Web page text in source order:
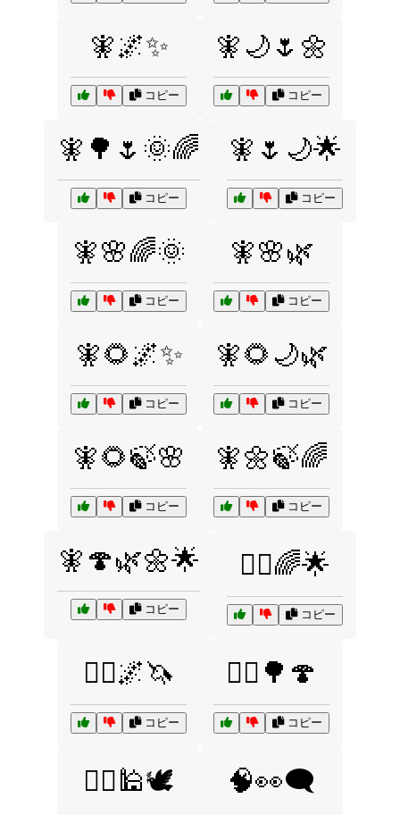
🧚🌌✨
コピー
🧚🌙🌷🌼
コピー
🧚🌳🌷🌞🌈
コピー
🧚🌷🌙🌟
コピー
🧚🌸🌈🌞
コピー
🧚🌸🌿
コピー
🧚🌻🌌✨
コピー
🧚🌻🌙🌿
コピー
🧚🌻🍃🌸
コピー
🧚🌼🍃🌈
コピー
🧚🍄🌿🌼🌟
コピー
🧝‍♀️🌈🌟
コピー
🧝‍♀️🌌🦄
コピー
🧝‍♂️🌳🍄
コピー
🧞‍♂️🕌🕊️ 🧠👀🗨️